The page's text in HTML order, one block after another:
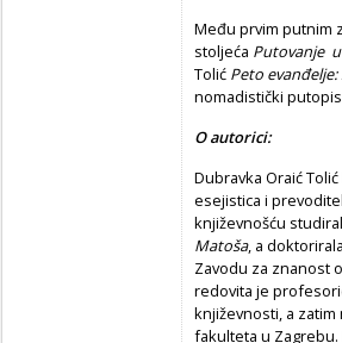
Među prvim putnim
stoljeća Putovanje
Tolić Peto
nomadistički
O autorici:
Dubravka Oraić
esejistica i
književnošću
Matoša, a
Zavodu za znanost
redovita je
književnosti, a
fakulteta u